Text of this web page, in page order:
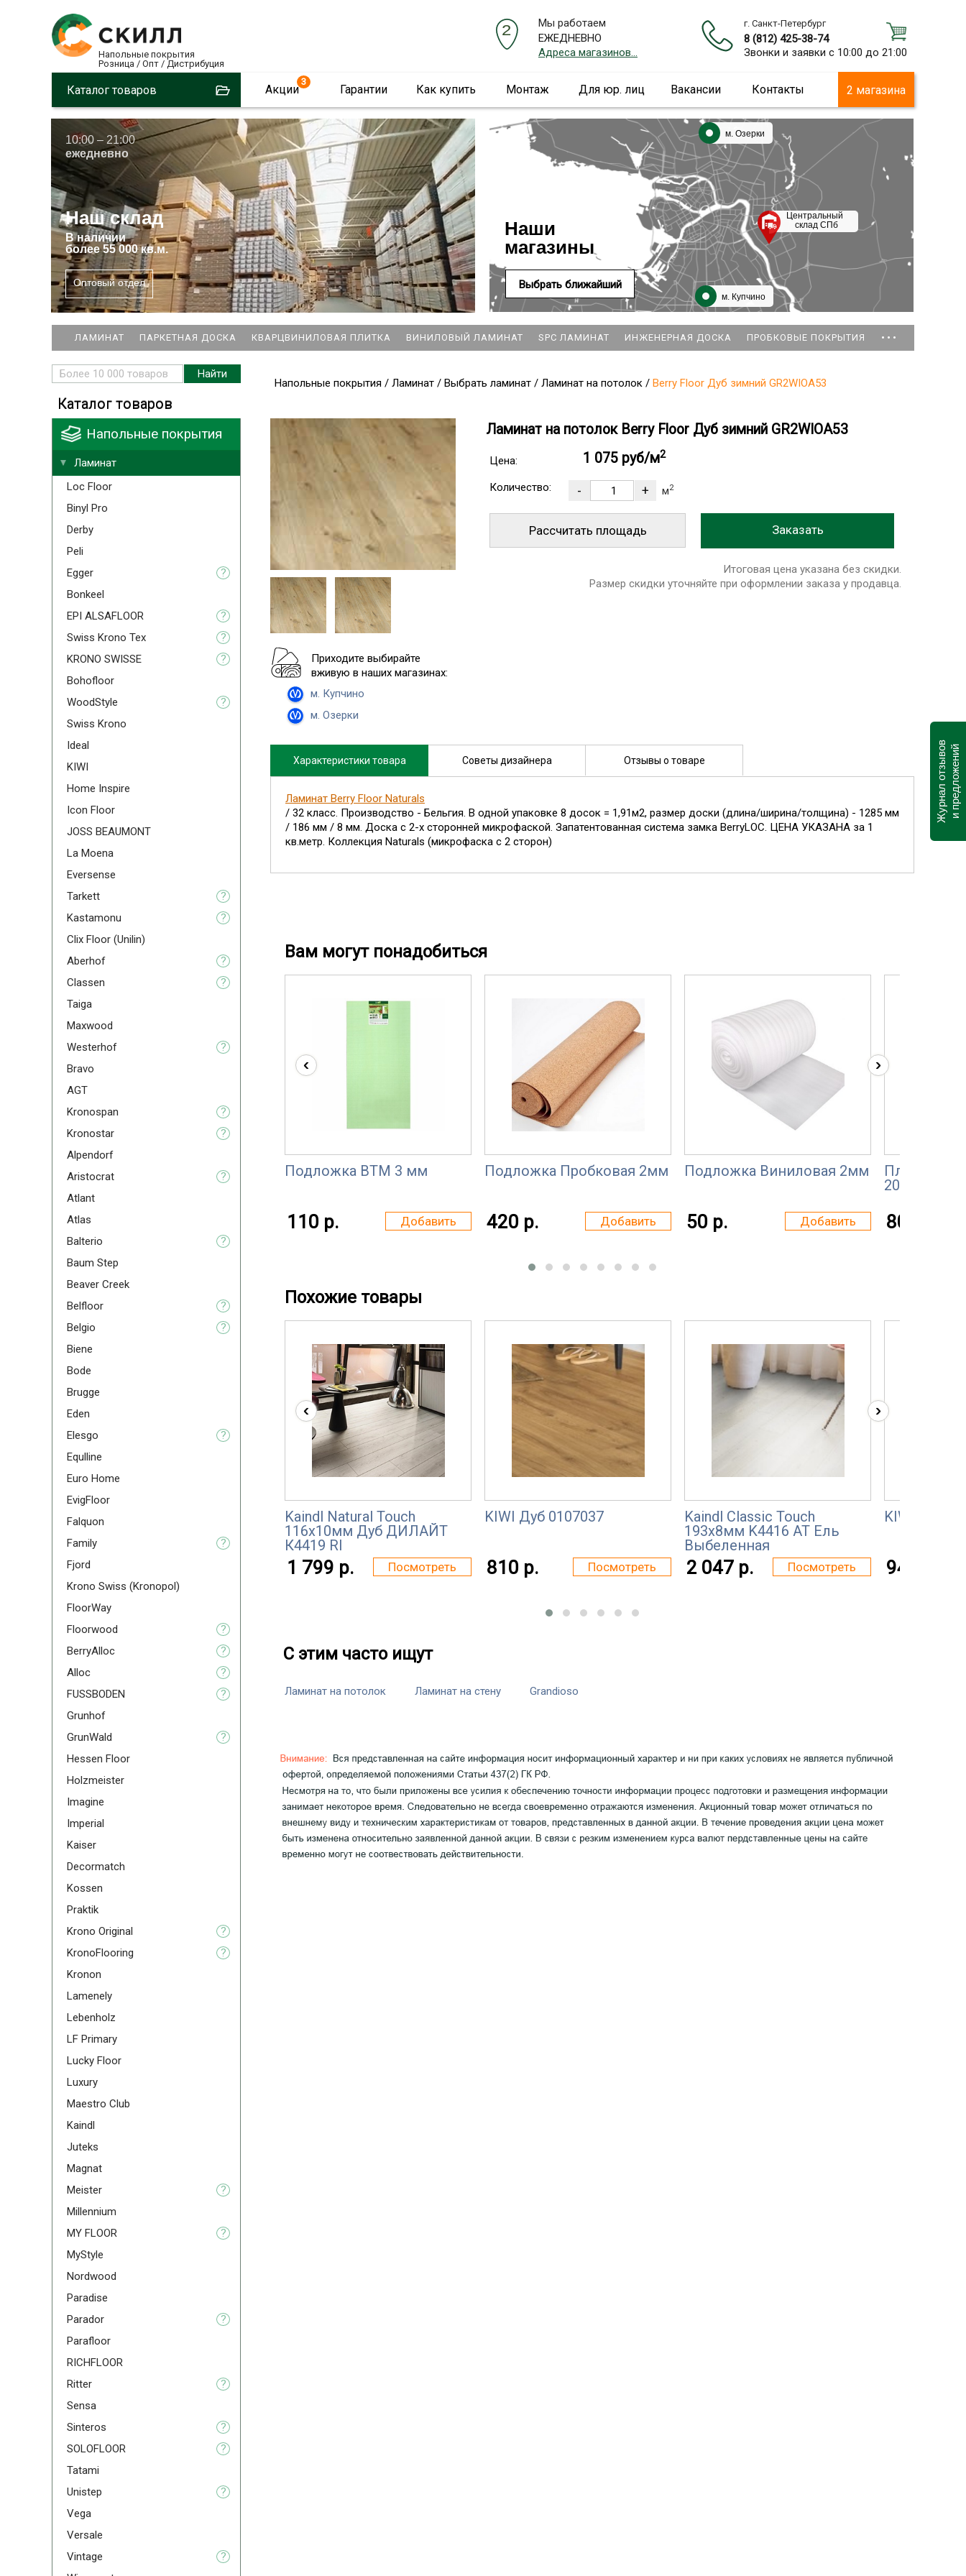
Напольные покрытия
Розница / Опт / Дистрибуция
г. Санкт-Петербург
8 (812) 425-38-74
Звонки и заявки с 10:00 до 21:00
Мы работаем
ЕЖЕДНЕВНО
Адреса магазинов...
Каталог товаров Акции
3
Гарантии Как купить Монтаж Для юр. лиц Вакансии Контакты 2 магазина
10:00 – 21:00
ежедневно
Наш склад
Вналичии
более 55 000 кв.м.
Оптовый отдел
Наши
магазины
м. Озерки
м. Купчино
Центральный
склад СПб
Выбрать ближайший
ЛАМИНАТ ПАРКЕТНАЯ ДОСКА КВАРЦВИНИЛОВАЯ ПЛИТКА ВИНИЛОВЫЙ ЛАМИНАТ SPC ЛАМИНАТ ИНЖЕНЕРНАЯ ДОСКА ПРОБКОВЫЕ ПОКРЫТИЯ ...
Напольные покрытия / Ламинат / Выбрать ламинат / Ламинат на потолок / Berry Floor Дуб зимний GR2WIOA53
Приходите выбирайте
вживую в наших магазинах:
м. Купчино
м. Озерки
Ламинат на потолок Berry Floor Дуб зимний GR2WIOA53
Цена: 1 075 руб/м2
Количество: м2
Рассчитать площадь
Итоговая цена указана без скидки.
Размер скидки уточняйте при оформлении заказа у продавца.
Характеристики товара Советы дизайнера Отзывы о товаре
Ламинат Berry Floor Naturals
/ 32 класс. Производство - Бельгия. В одной упаковке 8 досок = 1,91м2, размер доски (длина/ширина/толщина) - 1285 мм
/ 186 мм / 8 мм. Доска с 2-х сторонней микрофаской. Запатентованная система замка BerryLOC. ЦЕНА УКАЗАНА за 1
кв.метр. Коллекция Naturals (микрофаска с 2 сторон)
Вам могут понадобиться
Подложка ВТМ 3 мм
110 р. Добавить
Подложка Пробковая 2мм
420 р. Добавить
Подложка Виниловая 2мм
50 р. Добавить
Пленка
200 мкм
80 р.
‹ ›
Похожие товары
Kaindl Natural Touch
116x10мм Дуб ДИЛАЙТ
К4419 RI
1 799 р. Посмотреть
KIWI Дуб 0107037
810 р. Посмотреть
Kaindl Classic Touch
193x8мм K4416 AT Ель
Выбеленная
2 047 р. Посмотреть
KIWI Дуб
942 р.
‹ ›
С этим часто ищут
Ламинат на потолок Ламинат на стену Grandioso
Каталог товаров
Напольные покрытия
Ламинат
Loc Floor
Binyl Pro
Derby
Peli
Egger
?
Bonkeel
EPI ALSAFLOOR
?
Swiss Krono Tex
?
KRONO SWISSE
?
Bohofloor
WoodStyle
?
Swiss Krono
Ideal
KIWI
Home Inspire
Icon Floor
JOSS BEAUMONT
La Moena
Eversense
Tarkett
?
Kastamonu
?
Clix Floor (Unilin)
Aberhof
?
Classen
?
Taiga
Maxwood
Westerhof
?
Bravo
AGT
Kronospan
?
Kronostar
?
Alpendorf
Aristoсrat
?
Atlant
Atlas
Balterio
?
Baum Step
Beaver Creek
Belfloor
?
Belgio
?
Biene
Bode
Brugge
Eden
Elesgo
?
Equlline
Euro Home
EvigFloor
Falquon
Family
?
Fjord
Krono Swiss (Kronopol)
FloorWay
Floorwood
?
BerryAlloc
?
Alloc
?
FUSSBODEN
?
Grunhof
GrunWald
?
Hessen Floor
Holzmeister
Imagine
Imperial
Kaiser
Decormatch
Kossen
Praktik
Krono Original
?
KronoFlooring
?
Kronon
Lamenely
Lebenholz
LF Primary
Lucky Floor
Luxury
Maestro Club
Kaindl
Juteks
Magnat
Meister
?
Millennium
MY FLOOR
?
MyStyle
Nordwood
Paradise
Parador
?
Parafloor
RICHFLOOR
Ritter
?
Sensa
Sinteros
?
SOLOFLOOR
?
Tatami
Unistep
?
Vega
Versale
Vintage
?
Журнал отзывови предложений